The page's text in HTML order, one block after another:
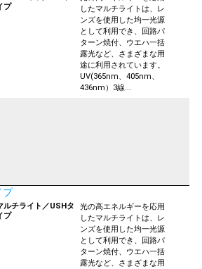
プ
したマルチライトは、レ
ンズを使用した均一光源
として利用でき、回路パ
ターン焼付、ウエハ一括
露光など、さまざまな用
途に利用されています。
UV(365nm、405nm、
436nm）3線...
プ
ルチライト／USHタ
プ
光の高エネルギーを応用
したマルチライトは、レ
ンズを使用した均一光源
として利用でき、回路パ
ターン焼付、ウエハ一括
露光など、さまざまな用